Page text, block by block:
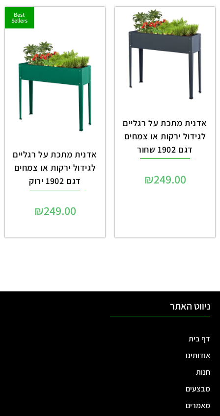
אדנית מתכת על רגליים
לגידול ירקות או צמחים
דגם 1902 שחור
₪249.00
Best
Sellers
אדנית מתכת על רגליים
לגידול ירקות או צמחים
דגם 1902 ירוק
₪249.00
ניווט האתר
דף בית
אודותינו
חנות
מבצעים
מאמרים